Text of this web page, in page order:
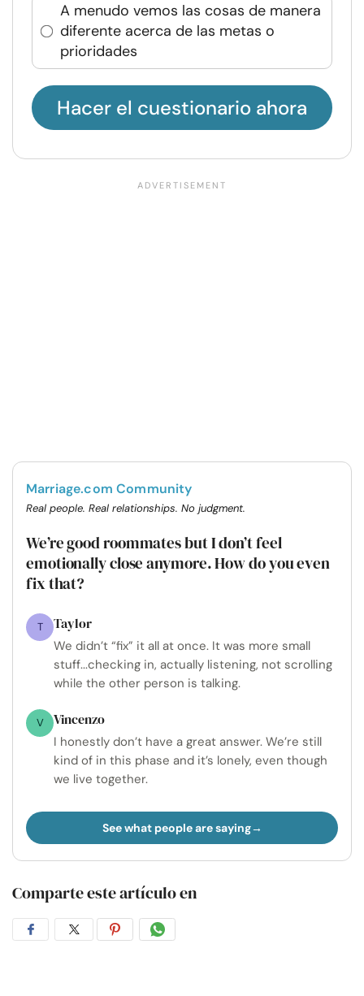
A menudo vemos las cosas de manera
diferente acerca de las metas o
prioridades
Hacer el cuestionario ahora
Marriage.com Community
Real people. Real relationships. No judgment.
We’re good roommates but I don’t feel
emotionally close anymore. How do you even
fix that?
T Taylor
We didn’t “fix” it all at once. It was more small
stuff...checking in, actually listening, not scrolling
while the other person is talking.
V Vincenzo
I honestly don’t have a great answer. We’re still
kind of in this phase and it’s lonely, even though
we live together.
See what people are saying
Comparte este artículo en
CompartirCompartirCompartirCompartir